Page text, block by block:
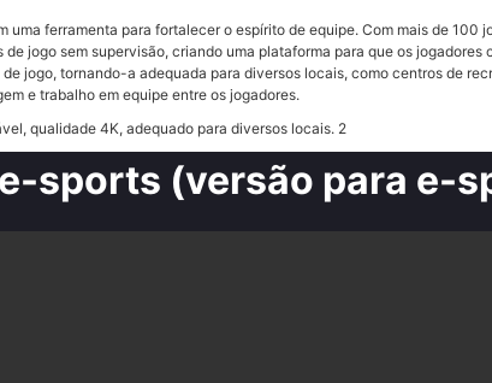
ferramenta para fortalecer o espírito de equipe. Com mais de 100
jogo sem supervisão, criando uma plataforma para que os jogadores
jogo, tornando-a adequada para diversos locais, como centros de
e trabalho em equipe entre os jogadores.
sports (versão para e-